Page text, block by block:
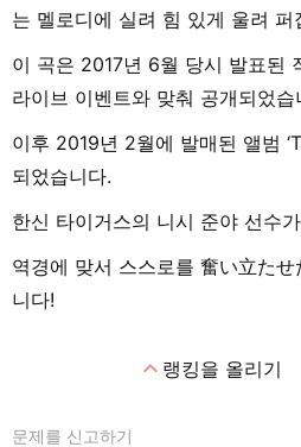
는 멜로디에 실려 힘 있게 울려 퍼
이 곡은 2017년 6월 당시 발표된
라이브 이벤트와 맞춰 공개되었습
이후 2019년 2월에 발매된 앨범
되었습니다.
한신 타이거스의 니시 준야 선수
역경에 맞서 스스로를 奮い立た
니다!
expand_less랭킹을 올리기
문제를 신고하기